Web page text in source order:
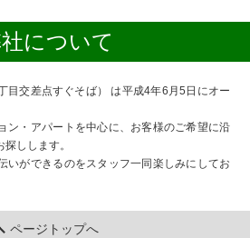
について
目交差点すぐそば） は平成4年6月5日にオー
ン・アパートを中心に、お客様のご希望に沿
しします。
いができるのをスタッフ一同楽しみにしてお
ページトップへ